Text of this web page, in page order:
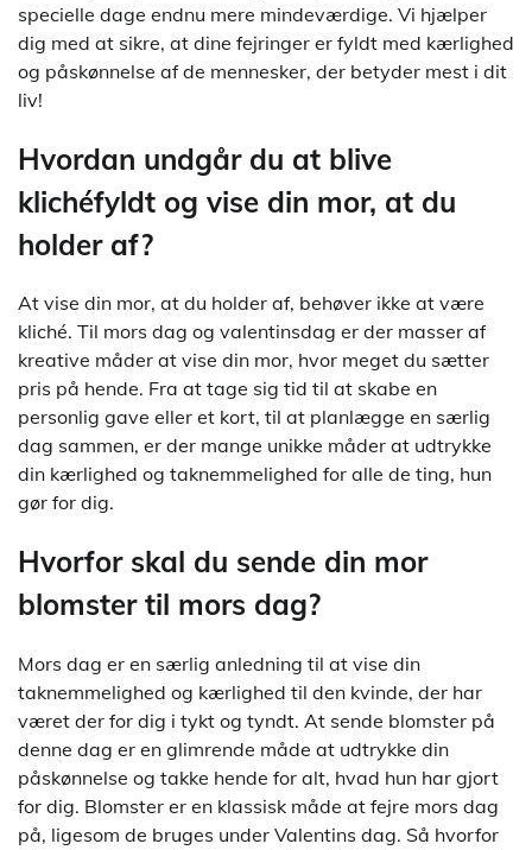
specielle dage endnu mere mindeværdige. Vi hjælper
dig med at sikre, at dine fejringer er fyldt med kærlighed
og påskønnelse af de mennesker, der betyder mest i dit
liv!
Hvordan undgår du at blive
klichéfyldt og vise din mor, at du
holder af?
At vise din mor, at du holder af, behøver ikke at være
kliché. Til mors dag og valentinsdag er der masser af
kreative måder at vise din mor, hvor meget du sætter
pris på hende. Fra at tage sig tid til at skabe en
personlig gave eller et kort, til at planlægge en særlig
dag sammen, er der mange unikke måder at udtrykke
din kærlighed og taknemmelighed for alle de ting, hun
gør for dig.
Hvorfor skal du sende din mor
blomster til mors dag?
Mors dag er en særlig anledning til at vise din
taknemmelighed og kærlighed til den kvinde, der har
været der for dig i tykt og tyndt. At sende blomster på
denne dag er en glimrende måde at udtrykke din
påskønnelse og takke hende for alt, hvad hun har gjort
for dig. Blomster er en klassisk måde at fejre mors dag
på, ligesom de bruges under Valentins dag. Så hvorfor